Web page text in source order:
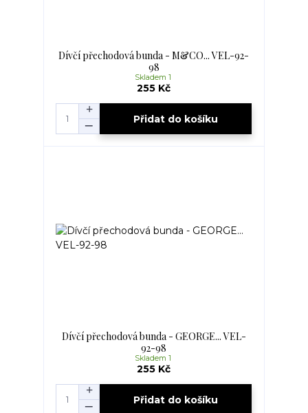
Dívčí přechodová bunda - M&CO... VEL-92-
98
255 Kč
Skladem 1
Přidat do košíku
Dívčí přechodová bunda - GEORGE... VEL-
92-98
255 Kč
Skladem 1
Přidat do košíku